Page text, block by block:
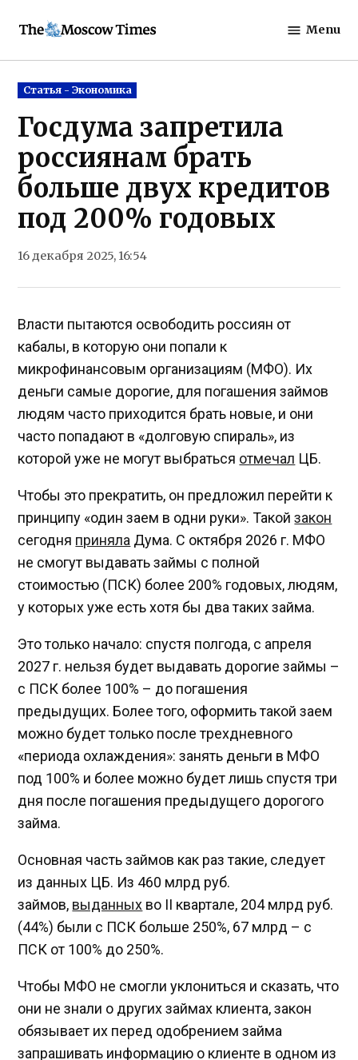
Moscow
Menu
Posted
in
Статья - Экономика
Госдума запретила
россиянам брать
больше двух кредитов
под 200% годовых
16 декабря 2025, 16:54
Власти пытаются освободить россиян от
кабалы, в которую они попали к
микрофинансовым организациям (МФО). Их
деньги самые дорогие, для погашения займов
людям часто приходится брать новые, и они
часто попадают в «долговую спираль», из
которой уже не могут выбраться отмечал ЦБ.
Чтобы это прекратить, он предложил перейти к
принципу «один заем в одни руки». Такойзакон
сегодня приняла Дума. С октября 2026 г. МФО
не смогут выдавать займы с полной
стоимостью (ПСК) более 200% годовых, людям,
у которых уже есть хотя бы два таких займа.
Это только начало: спустя полгода, с апреля
2027 г. нельзя будет выдавать дорогие займы –
с ПСК более 100% – до погашения
предыдущих. Более того, оформить такой заем
можно будет только после трехдневного
«периода охлаждения»: занять деньги в МФО
под 100% и более можно будет лишь спустя три
дня после погашения предыдущего дорогого
займа.
Основная часть займов как раз такие, следует
из данных ЦБ. Из 460 млрд руб.
займов, выданных во II квартале, 204 млрд руб.
(44%) были с ПСК больше 250%, 67 млрд – с
ПСК от 100% до 250%.
Чтобы МФО не смогли уклониться и сказать, что
они не знали о других займах клиента, закон
обязывает их перед одобрением займа
запрашивать информацию о клиенте в одном из